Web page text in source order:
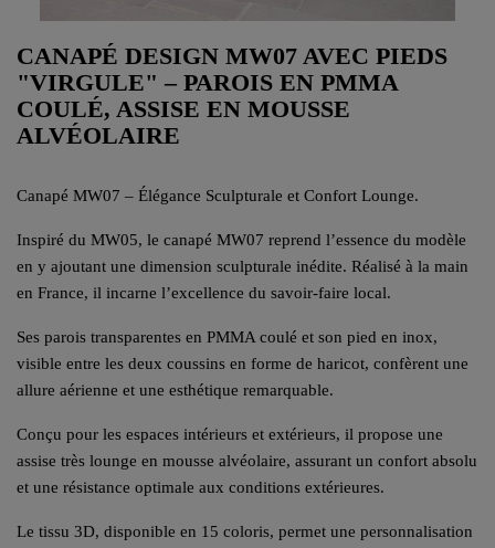
CANAPÉ DESIGN MW07 AVEC PIEDS
"VIRGULE" – PAROIS EN PMMA
COULÉ, ASSISE EN MOUSSE
ALVÉOLAIRE
Canapé MW07 – Élégance Sculpturale et Confort Lounge.
Inspiré du MW05, le canapé MW07 reprend l’essence du modèle
en y ajoutant une dimension sculpturale inédite. Réalisé à la main
en France, il incarne l’excellence du savoir-faire local.
Ses parois transparentes en PMMA coulé et son pied en inox,
visible entre les deux coussins en forme de haricot, confèrent une
allure aérienne et une esthétique remarquable.
Conçu pour les espaces intérieurs et extérieurs, il propose une
assise très lounge en mousse alvéolaire, assurant un confort absolu
et une résistance optimale aux conditions extérieures.
Le tissu 3D, disponible en 15 coloris, permet une personnalisation